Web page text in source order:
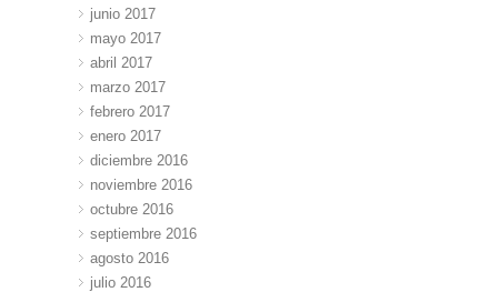
junio 2017
mayo 2017
abril 2017
marzo 2017
febrero 2017
enero 2017
diciembre 2016
noviembre 2016
octubre 2016
septiembre 2016
agosto 2016
julio 2016